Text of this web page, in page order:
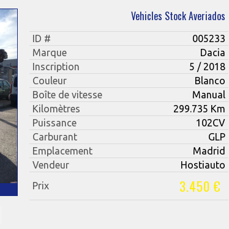
Vehicles Stock Averiados
ID #
005233
Marque
Dacia
Inscription
5 / 2018
Couleur
Blanco
Boîte de vitesse
Manual
Kilomètres
299.735 Km
Puissance
102CV
Carburant
GLP
Emplacement
Madrid
Vendeur
Hostiauto
Prix
3.450 €